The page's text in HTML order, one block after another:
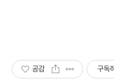
공감 구독